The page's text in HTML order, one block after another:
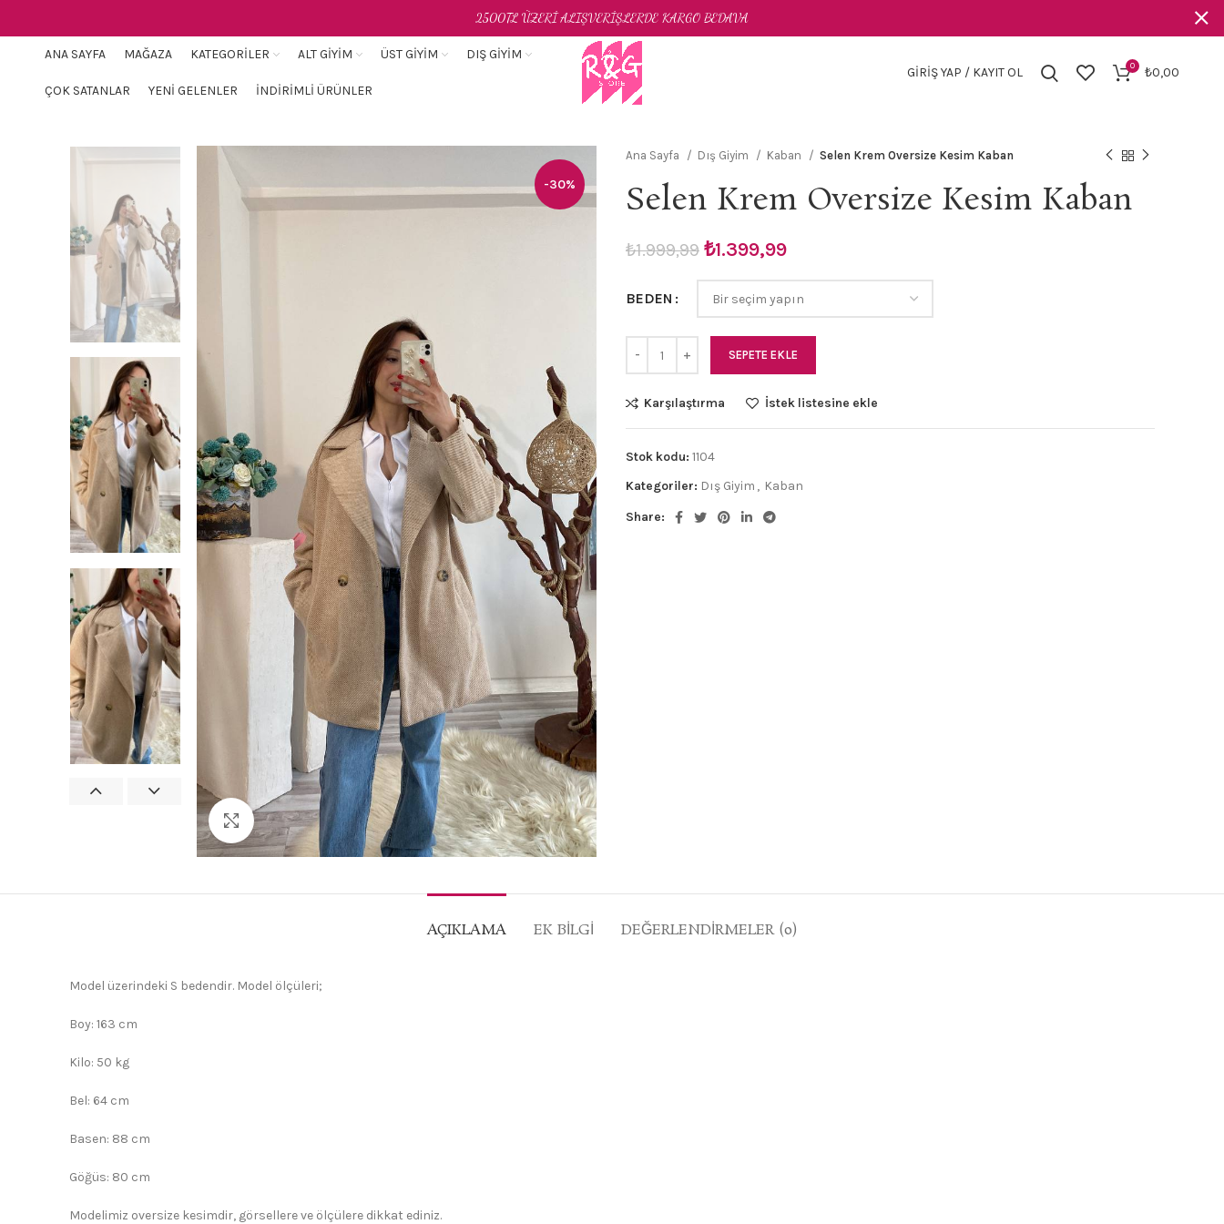
ANA SAYFA MAĞAZA KATEGORILER ALT GIYIM ÜST GIYIM DIŞ GIYIM
ÇOK SATANLAR YENI GELENLER İNDIRIMLI ÜRÜNLER
GIRIŞ YAP / KAYIT OL 0 ₺0,00
-30%
Büyütmek için tıklayın
Ana Sayfa Dış Giyim Kaban Selen Krem Oversize Kesim Kaban
Selen Krem Oversize Kesim Kaban
₺1.999,99 Orijinal
₺1.999,99.
₺1.399,99Şu
fiyat:
₺1.399,99.
BEDEN
SEPETE EKLE
Karşılaştırma İstek listesine ekle
Stok kodu: 1104
Kategoriler: Dış Giyim , Kaban
Share:
AÇIKLAMA EK BILGI DEĞERLENDIRMELER (0)
Model üzerindeki S bedendir. Model ölçüleri;
Boy: 163 cm
Kilo: 50 kg
Bel: 64 cm
Basen: 88 cm
Göğüs: 80 cm
Modelimiz oversize kesimdir, görsellere ve ölçülere dikkat ediniz.
2500TL ÜZERİ ALIŞVERİŞLERDE KARGO BEDAVA